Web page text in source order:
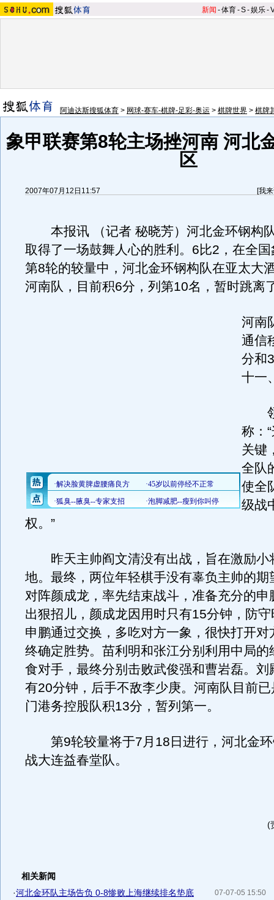
新闻 -体育-S-娱乐-
阿迪达斯搜狐体育 > 网球-赛车-棋牌-足彩-奥运 > 棋牌世界 > 棋牌
象甲联赛第8轮主场挫河南 河北
区
2007年07月12日11:57 [我
本报讯 （记者 秘晓芳）河北金环钢构
取得了一场鼓舞人心的胜利。6比2，在全
第8轮的较量中，河北金环钢构队在亚太大
河南队，目前积6分，列第10名，暂时跳离
河南
通信
分和
十一
领
称：
关键
全队
使全
级战
权。”
昨天主帅阎文清没有出战，旨在激励小
地。最终，两位年轻棋手没有辜负主帅的期
对阵颜成龙，率先结束战斗，准备充分的申
出狠招儿，颜成龙因用时只有15分钟，防
申鹏通过交换，多吃对方一象，很快打开对
终确定胜势。苗利明和张江分别利用中局的
食对手，最终分别击败武俊强和曹岩磊。刘
有20分钟，后手不敌李少庚。河南队目前
门港务控股队积13分，暂列第一。
第9轮较量将于7月18日进行，河北金环
战大连益春堂队。
(
相关新闻
07-07-05 15:50
·河北金环队主场告负 0-8惨败上海继续排名垫底